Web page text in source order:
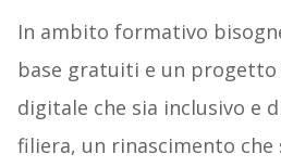
In ambito formativo
base gratuiti e un
digitale che sia inclusivo e
filiera, un rinascimento che